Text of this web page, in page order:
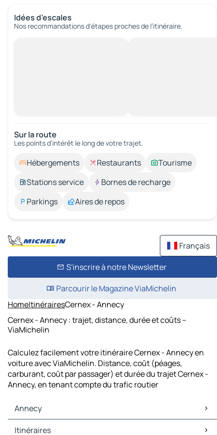
Idées d’escales
Nos recommandations d'étapes proches de l’itinéraire.
Sur la route
Les points d’intérêt le long de votre trajet.
Hébergements Restaurants
Tourisme
Stations service
Bornes de recharge
Parkings
Aires de repos
Français
S'inscrire à notre Newsletter
Parcourir le Magazine ViaMichelin
HomeItinérairesCernex - Annecy
Cernex - Annecy : trajet, distance, durée et coûts –
ViaMichelin
Calculez facilement votre itinéraire Cernex - Annecy en
voiture avec ViaMichelin. Distance, coût (péages,
carburant, coût par passager) et durée du trajet Cernex -
Annecy, en tenant compte du trafic routier
Annecy
Annecy Cartes et plans
Itinéraires